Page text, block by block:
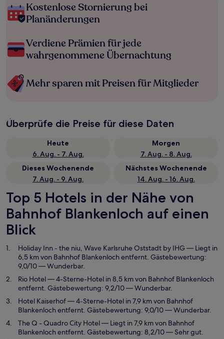
Kostenlose Stornierung bei
Planänderungen
Verdiene Prämien für jede
wahrgenommene Übernachtung
Mehr sparen mit Preisen für Mitglieder
Überprüfe die Preise für diese Daten
Heute
6. Aug. - 7. Aug.
Morgen
7. Aug. - 8. Aug.
Dieses Wochenende
7. Aug. - 9. Aug.
Nächstes Wochenende
14. Aug. - 16. Aug.
Top 5 Hotels in der Nähe von
Bahnhof Blankenloch auf einen
Blick
Holiday Inn - the niu, Wave Karlsruhe Oststadt by IHG— Liegt in
6,5 km von Bahnhof Blankenloch entfernt. Gästebewertung:
9,0/10 — Wunderbar.
Rio Hotel— 4-Sterne-Hotel in 8,5 km von Bahnhof Blankenloch
entfernt. Gästebewertung: 9,2/10 — Wunderbar.
Hotel Kaiserhof— 4-Sterne-Hotel in 7,9 km von Bahnhof
Blankenloch entfernt. Gästebewertung: 9,0/10 — Wunderbar.
The Q - Quadro City Hotel— Liegt in 7,9 km von Bahnhof
Blankenloch entfernt. Gästebewertung: 8,2/10 — Sehr gut.